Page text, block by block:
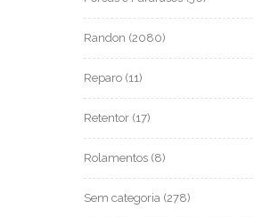
Randon (2080)
Reparo (11)
Retentor (17)
Rolamentos (8)
Sem categoria (278)